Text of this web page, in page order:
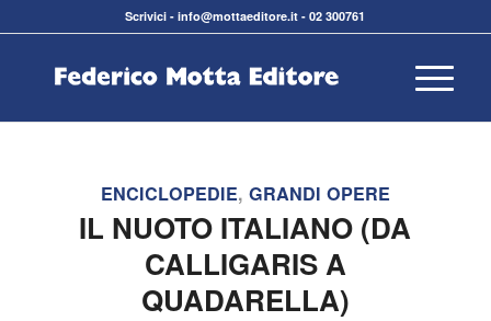
Scrivici -info@mottaeditore.it -02 300761
ENCICLOPEDIE, GRANDI OPERE
IL NUOTO ITALIANO (DA
CALLIGARIS A
QUADARELLA)